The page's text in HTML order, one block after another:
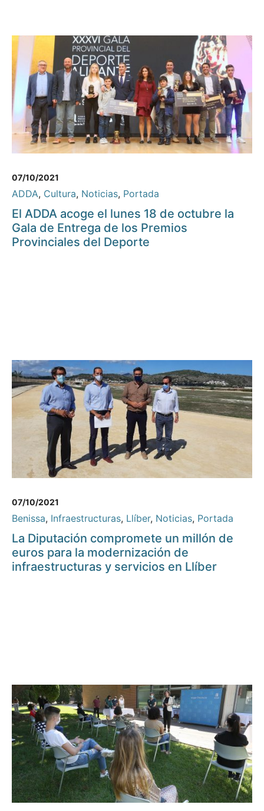
07/10/2021
ADDA, Cultura, Noticias, Portada
El ADDA acoge el lunes 18 de octubre la
Gala de Entrega de los Premios
Provinciales del Deporte
07/10/2021
Benissa, Infraestructuras, Llíber, Noticias, Portada
La Diputación compromete un millón de
euros para la modernización de
infraestructuras y servicios en Llíber